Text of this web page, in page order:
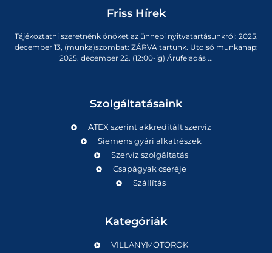
Friss Hírek
Tájékoztatni szeretnénk önöket az ünnepi nyitvatartásunkról: 2025.
december 13, (munka)szombat: ZÁRVA tartunk. Utolsó munkanap:
2025. december 22. (12:00-ig) Árufeladás ...
Szolgáltatásaink
ATEX szerint akkreditált szerviz
Siemens gyári alkatrészek
Szerviz szolgáltatás
Csapágyak cseréje
Szállítás
Kategóriák
VILLANYMOTOROK